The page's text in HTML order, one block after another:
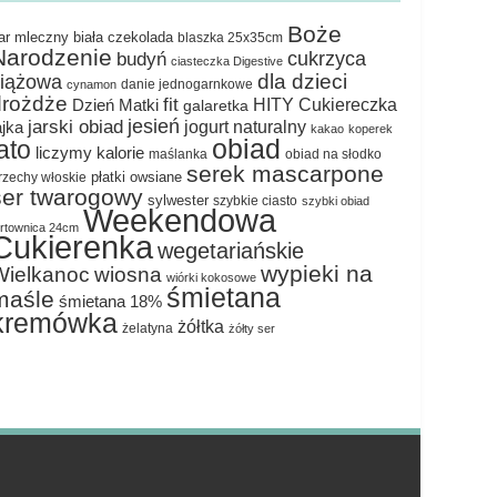
mleczny biała czekolada blaszka 25x35cm Boże
budyń ciasteczka Digestive cukrzyca
cynamon danie jednogarnkowe dla dzieci
Dzień Matki fit galaretka HITY Cukiereczka
jarski obiad jesień jogurt naturalny kakao koperek
liczymy kalorie maślanka obiad obiad na słodko
włoskie płatki owsiane serek mascarpone
twarogowy sylwester szybkie ciasto szybki obiad
24cm Weekendowa
wegetariańskie
wiosna wiórki kokosowe wypieki na
śmietana 18% śmietana
żelatyna żółtka żółty ser